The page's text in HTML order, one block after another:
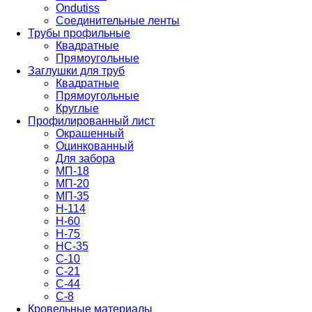
Ondutiss
Соединительные ленты
Трубы профильные
Квадратные
Прямоугольные
Заглушки для труб
Квадратные
Прямоугольные
Круглые
Профилированный лист
Окрашенный
Оцинкованный
Для забора
МП-18
МП-20
МП-35
Н-114
Н-60
Н-75
НС-35
С-10
С-21
С-44
С-8
Кровельные материалы